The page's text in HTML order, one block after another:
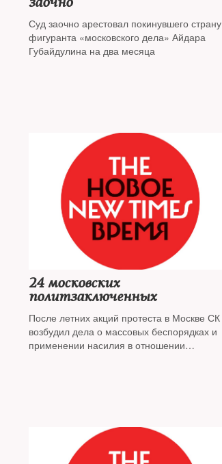
Суд заочно арестовал покинувшего страну
фигуранта «московского дела» Айдара
Губайдулина на два месяца
24 московских
политзаключенных
После летних акций протеста в Москве СК
возбудил дела о массовых беспорядках и
применении насилия в отношении